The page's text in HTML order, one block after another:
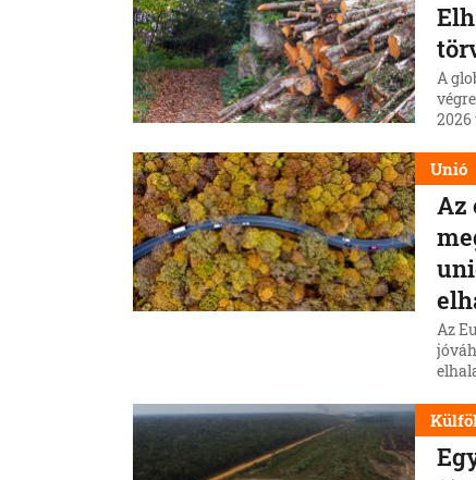
A
Unió
Az
Az